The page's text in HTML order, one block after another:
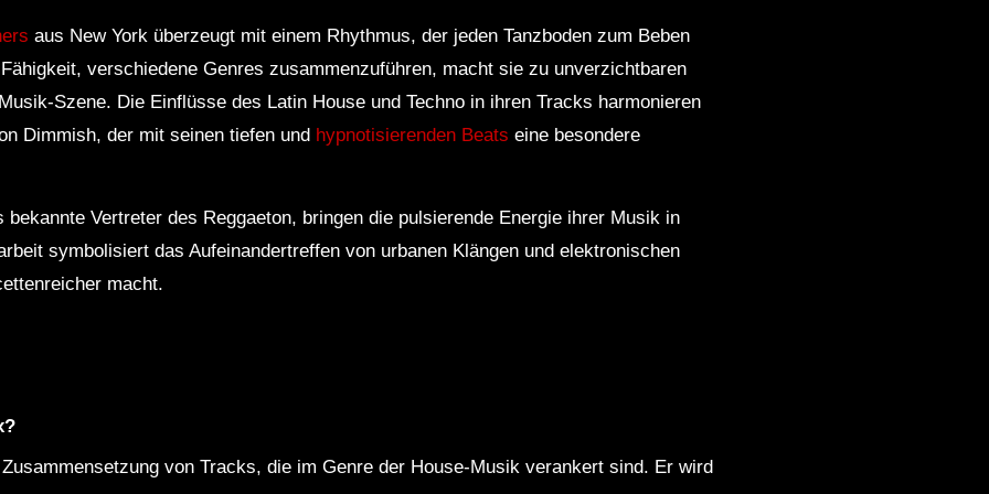
aus New York überzeugt mit einem Rhythmus, der jeden Tanzboden zum Beben
verschiedene Genres zusammenzuführen, macht sie zu unverzichtbaren
Szene. Die Einflüsse des Latin House und Techno in ihren Tracks harmonieren
Dimmish, der mit seinen tiefen und hypnotisierenden Beats eine besondere
bekannte Vertreter des Reggaeton, bringen die pulsierende Energie ihrer Musik in
symbolisiert das Aufeinandertreffen von urbanen Klängen und elektronischen
macht.
von Tracks, die im Genre der House-Musik verankert sind. Er wird